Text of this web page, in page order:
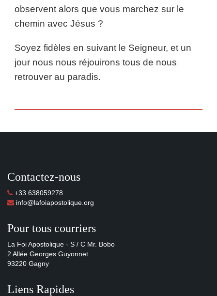
observent alors que vous marchez sur le
chemin avec Jésus ?
Soyez fidèles en suivant le Seigneur, et un
jour nous nous réjouirons tous de nous
retrouver au paradis.
Contactez-nous
+33 638059278
info@lafoiapostolique.org
Pour tous courriers
La Foi Apostolique - S / C Mr. Bobo
2 Allée Georges Guyonnet
93220 Gagny
Liens Rapides